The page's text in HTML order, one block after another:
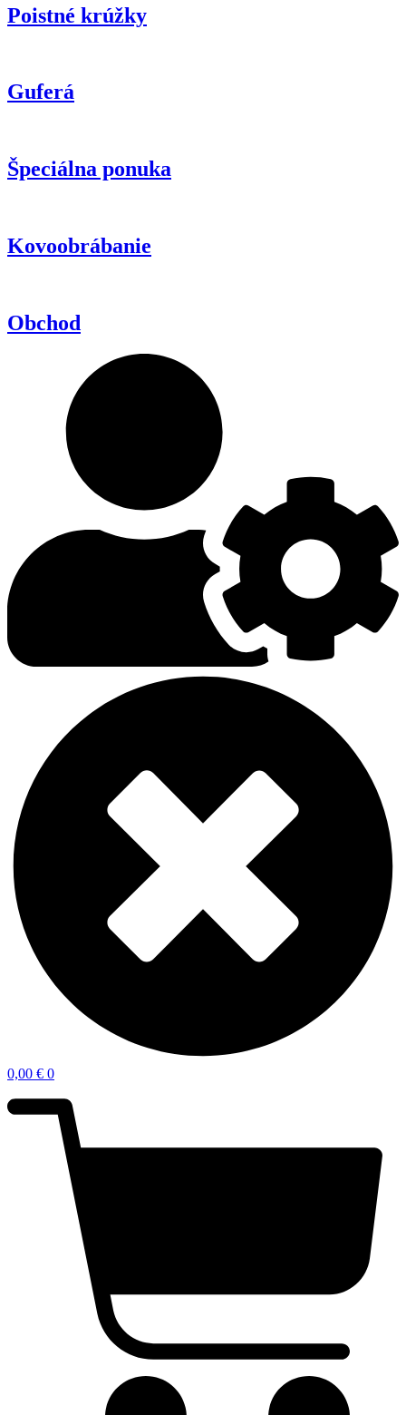
Poistné krúžky
Guferá
Špeciálna ponuka
Kovoobrábanie
Obchod
0,00 € 0